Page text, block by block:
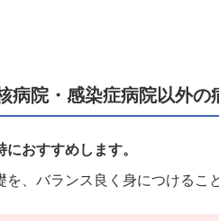
院・感染症病院以外の
おすすめします。
、バランス良く身につけるこ